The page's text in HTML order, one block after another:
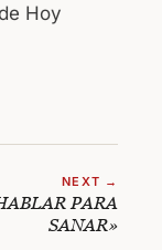
Hoy
NEXT →
PARA
SANAR»